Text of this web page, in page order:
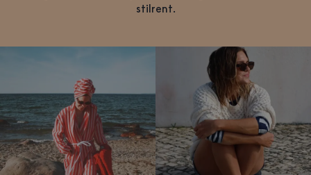
stilrent.